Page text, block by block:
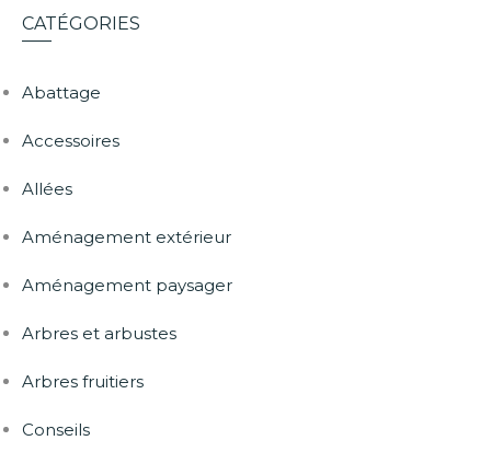
CATÉGORIES
Abattage
Accessoires
Allées
Aménagement extérieur
Aménagement paysager
Arbres et arbustes
Arbres fruitiers
Conseils